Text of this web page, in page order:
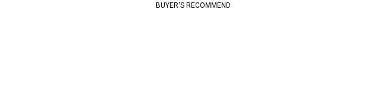
BUYER'S RECOMMEND